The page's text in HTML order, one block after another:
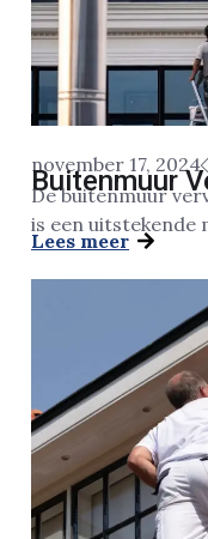
november 17, 2024
Buitenmuur
De buitenmuur
is een uitstekende
Lees meer